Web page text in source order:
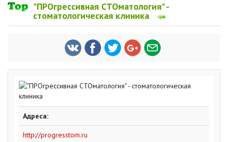
"ПРОгрессивная СТОматология" -
стоматологическая клиника
Адреса:
http://progresstom.ru